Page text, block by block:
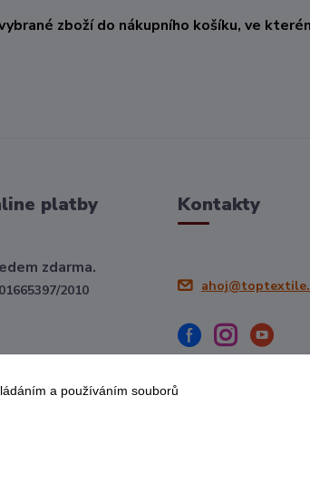
zboží do nákupního košíku, ve
platby
zdarma.
2010
Kontakty
a používáním souborů